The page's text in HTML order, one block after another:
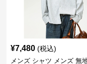
¥7,480 (税込)
メンズ シャツ メンズ 無